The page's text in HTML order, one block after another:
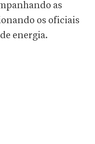
as
os oficiais
energia.